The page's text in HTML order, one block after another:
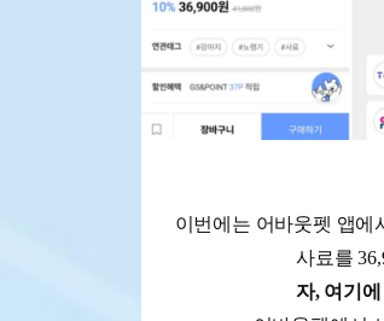
이번에는 어바웃펫 앱에
사료를
자, 여기